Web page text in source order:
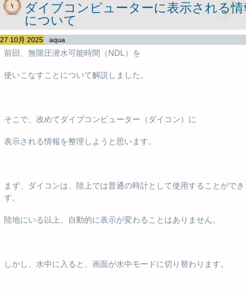
ダイブコンピューターに表示される情
について
27 10月 2025 aqua
前回、無限圧潜水可能時間（NDL）を
使いこなすことについて解説しました。
そこで、改めてダイブコンピューター（ダイコン）に
表示される情報を整理しようと思います。
まず、ダイコンは、陸上では普通の時計として使用することができ
す。
陸地にいる以上、自動的に表示が変わることはありません。
しかし、水中に入ると、画面が水中モードに切り替わります。